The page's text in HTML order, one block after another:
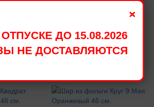
полета
у простых цифр.
товары
×
ДО 15.08.2026
НЕ ДОСТАВЛЯЮТСЯ